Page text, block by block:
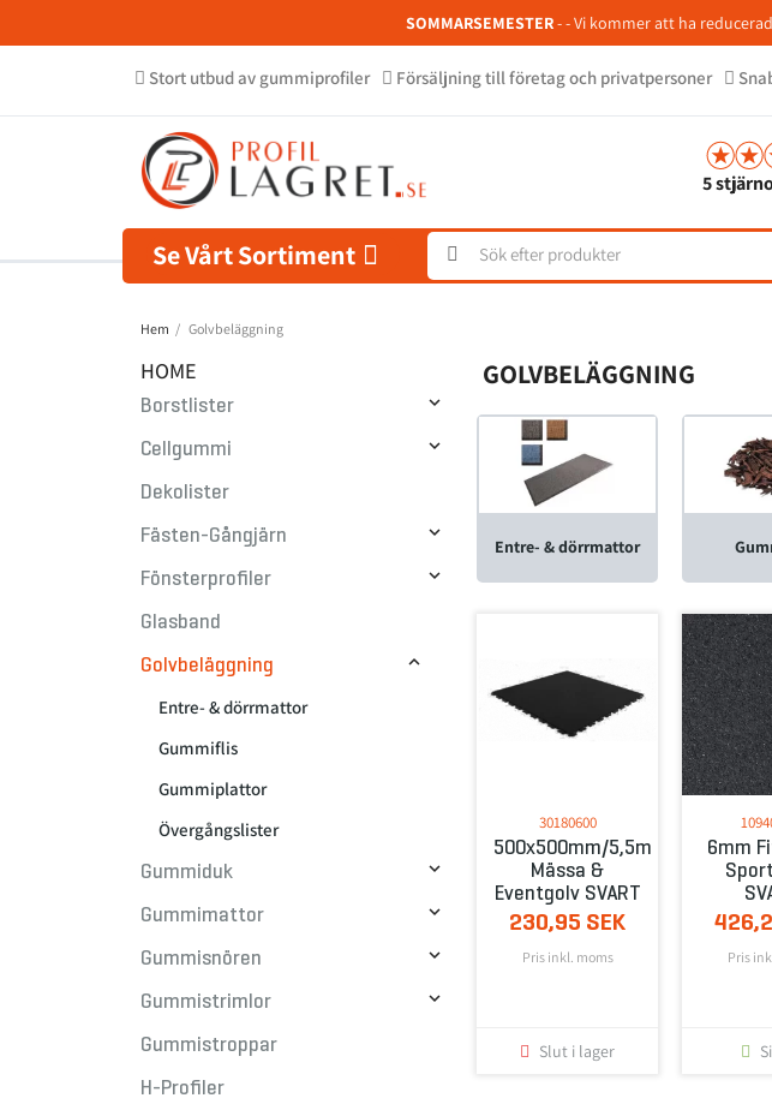
SOMMARSEMESTER- - Vi kommer att ha
Stort utbud av gummiprofiler Försäljning till företag och privatpersoner
5
Se Vårt Sortiment
Hem Golvbeläggning
HOME
Borstlister 
Cellgummi 
Dekolister
Fästen-Gångjärn

Fönsterprofiler 
Glasband
Golvbeläggning

Entre- & dörrmattor
Gummiflis
Gummiplattor
Övergångslister
Gummiduk 
Gummimattor 
Gummisnören 
Gummistrimlor 
Gummistroppar
H-Profiler
GOLVBELÄGGNING
Entre- & dörrmattor
30180600
500x500mm/5,5mm
Mässa &
Eventgolv SVART
230,95 SEK
Pris inkl. moms
Slut i lager
6mm
Pris